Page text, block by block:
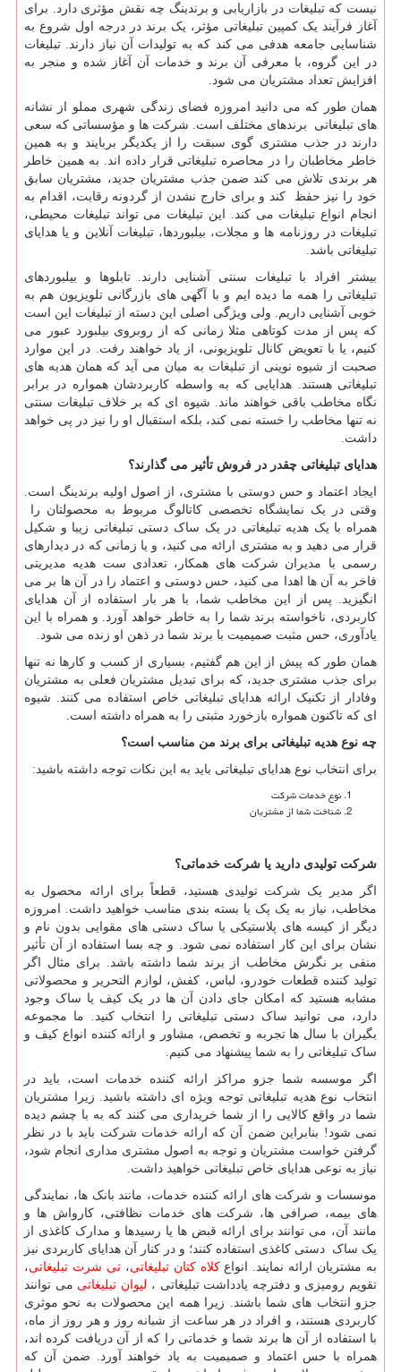
نیست که تبلیغات در بازاریابی و برندینگ چه نقش مؤثری دارد. برای
آغاز فرآیند یک کمپین تبلیغاتی مؤثر، یک برند در درجه اول شروع به
شناسایی جامعه هدفی می کند که به تولیدات آن نیاز دارند. تبلیغات
در این گروه، با معرفی آن برند و خدمات آن آغاز شده و منجر به
افزایش تعداد مشتریان می شود.
همان طور که می دانید امروزه فضای زندگی شهری مملو از نشانه
های تبلیغاتی برندهای مختلف است. شرکت ها و مؤسساتی که سعی
دارند در جذب مشتری گوی سبقت را از یکدیگر بربایند و به همین
خاطر مخاطبان را در محاصره تبلیغاتی قرار داده اند. به همین خاطر
هر برندی تلاش می کند ضمن جذب مشتریان جدید، مشتریان سابق
خود را نیز حفظ کند و برای خارج نشدن از گردونه رقابت، اقدام به
انجام انواع تبلیغات می کند. این تبلیغات می تواند تبلیغات محیطی،
تبلیغات در روزنامه ها و مجلات، بیلبوردها، تبلیغات آنلاین و یا هدایای
تبلیغاتی باشد.
بیشتر افراد با تبلیغات سنتی آشنایی دارند. تابلوها و بیلبوردهای
تبلیغاتی را همه ما دیده ایم و با آگهی های بازرگانی تلویزیون هم به
خوبی آشنایی داریم. ولی ویژگی اصلی این دسته از تبلیغات این است
که پس از مدت کوتاهی مثلا زمانی که از روبروی بیلبورد عبور می
کنیم، یا با تعویض کانال تلویزیونی، از یاد خواهند رفت. در این موارد
صحبت از شیوه نوینی از تبلیغات به میان می آید که همان هدیه های
تبلیغاتی هستند. هدایایی که به واسطه کاربردشان همواره در برابر
نگاه مخاطب باقی خواهند ماند. شیوه ای که بر خلاف تبلیغات سنتی
نه تنها مخاطب را خسته نمی کند، بلکه استقبال او را نیز در پی خواهد
داشت.
هدایای تبلیغاتی چقدر در فروش تأثیر می گذارند؟
ایجاد اعتماد و حس دوستی با مشتری، از اصول اولیه برندینگ است.
وقتی در یک نمایشگاه تخصصی کاتالوگ مربوط به محصولتان را
همراه با یک هدیه تبلیغاتی در یک ساک دستی تبلیغاتی زیبا و شکیل
قرار می دهید و به مشتری ارائه می کنید، و یا زمانی که در دیدارهای
رسمی با مدیران شرکت های همکار، تعدادی ست هدیه مدیریتی
فاخر به آن ها اهدا می کنید، حس دوستی و اعتماد را در آن ها بر می
انگیزید. پس از این مخاطب شما، با هر بار استفاده از آن هدایای
کاربردی، ناخواسته برند شما را به خاطر خواهد آورد. و همراه با این
یادآوری، حس مثبت صمیمیت با برند شما در ذهن او زنده می شود.
همان طور که پیش از این هم گفتیم، بسیاری از کسب و کارها نه تنها
برای جذب مشتری جدید، که برای تبدیل مشتریان فعلی به مشتریان
وفادار از تکنیک ارائه هدایای تبلیغاتی خاص استفاده می کنند. شیوه
ای که تاکنون همواره بازخورد مثبتی را به همراه داشته است.
چه نوع هدیه تبلیغاتی برای برند من مناسب است؟
برای انتخاب نوع هدایای تبلیغاتی باید به این نکات توجه داشته باشید:
نوع خدمات شرکت
شناخت شما از مشتریان
شرکت تولیدی دارید یا شرکت خدماتی؟
اگر مدیر یک شرکت تولیدی هستید، قطعاً برای ارائه محصول به
مخاطب، نیاز به یک پک یا بسته بندی مناسب خواهید داشت. امروزه
دیگر از کیسه های پلاستیکی یا ساک دستی های مقوایی بدون نام و
نشان برای این کار استفاده نمی شود. و چه بسا استفاده از آن تأثیر
منفی بر نگرش مخاطب از برند شما داشته باشد. برای مثال اگر
تولید کننده قطعات خودرو، لباس، کفش، لوازم التحریر و محصولاتی
مشابه هستید که امکان جای دادن آن ها در یک کیف یا ساک وجود
دارد، می توانید ساک دستی تبلیغاتی را انتخاب کنید. ما مجموعه
بگیران با سال ها تجربه و تخصص، مشاور و ارائه کننده انواع کیف و
ساک تبلیغاتی را به شما پیشنهاد می کنیم.
اگر موسسه شما جزو مراکز ارائه کننده خدمات است، باید در
انتخاب نوع هدیه تبلیغاتی توجه ویژه ای داشته باشید. زیرا مشتریان
شما در واقع کالایی را از شما خریداری می کنند که به با چشم دیده
نمی شود! بنابراین ضمن آن که ارائه خدمات شرکت باید با در نظر
گرفتن خواست مشتریان و توجه به اصول مشتری مداری انجام شود،
نیاز به نوعی هدایای خاص تبلیغاتی خواهید داشت.
موسسات و شرکت های ارائه کننده خدمات، مانند بانک ها، نمایندگی
های بیمه، صرافی ها، شرکت های خدمات نظافتی، کارواش ها و
مانند آن، می توانند برای ارائه قبض ها یا رسیدها و مدارک کاغذی از
یک ساک دستی کاغذی استفاده کنند؛ و در کنار آن هدایای کاربردی نیز
به مشتریان ارائه نمایند. انواعکلاه کتان تبلیغاتی،تی شرت تبلیغاتی،
تقویم رومیزی و دفترچه یادداشت تبلیغاتی ، لیوان تبلیغاتی می توانند
جزو انتخاب های شما باشند. زیرا همه این محصولات به نحو موثری
کاربردی هستند، و افراد در هر ساعت از شبانه روز و هر روز از ماه،
با استفاده از آن ها برند شما و خدماتی را که از آن دریافت کرده اند،
همراه با حس اعتماد و صمیمیت به یاد خواهند آورد. ضمن آن که